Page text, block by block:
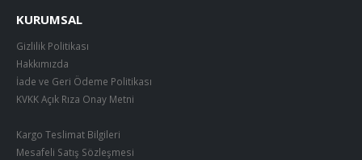
KURUMSAL
Gizlilik Politikası
Hakkımızda
İade ve Geri Ödeme Politikası
KVKK Açık Rıza Onay Metni
Kargo Teslimat Bilgileri
Mesafeli Satış Sözleşmesi